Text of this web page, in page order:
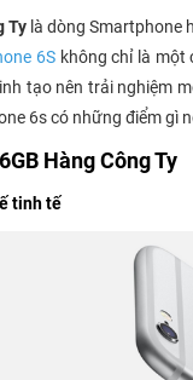
Ty là dòng Smartphone
6S không chỉ là một
tạo nên trải nghiệm
6s có những điểm gì
Hàng Công Ty
tinh tế